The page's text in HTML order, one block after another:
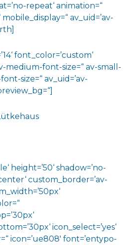
repeat‘ animation=“
av_uid=’av-
font_color=’custom‘
medium-font-size=“ av-small-
size=“ av_uid=’av-
height=’50‘ shadow=’no-
custom_border=’av-
icon_select=’yes‘
icon=’ue808′ font=’entypo-